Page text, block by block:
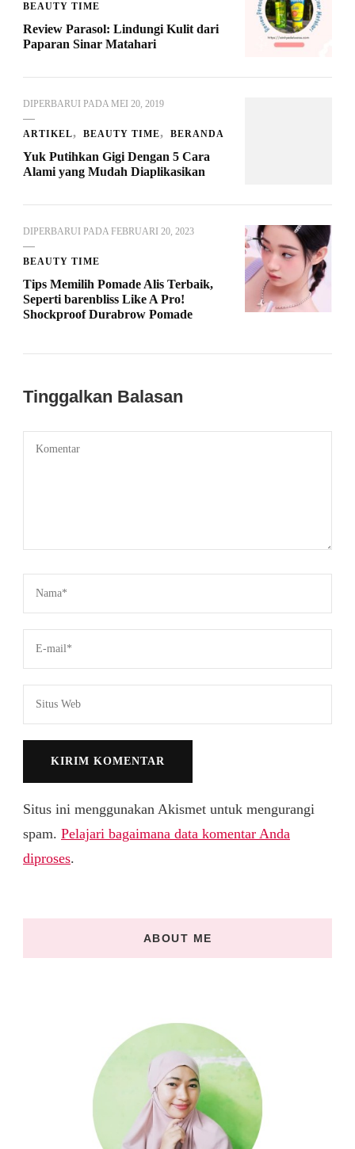
BEAUTY TIME
Review Parasol: Lindungi Kulit dari
Paparan Sinar Matahari
DIPERBARUI PADA MEI 20, 2019
ARTIKEL BEAUTY TIME BERANDA
Yuk Putihkan Gigi Dengan 5 Cara
Alami yang Mudah Diaplikasikan
DIPERBARUI PADA FEBRUARI 20, 2023
BEAUTY TIME
Tips Memilih Pomade Alis Terbaik,
Seperti barenbliss Like A Pro!
Shockproof Durabrow Pomade
Tinggalkan Balasan
Situs ini menggunakan Akismet untuk mengurangi
spam. Pelajari bagaimana data komentar Anda
diproses.
ABOUT ME